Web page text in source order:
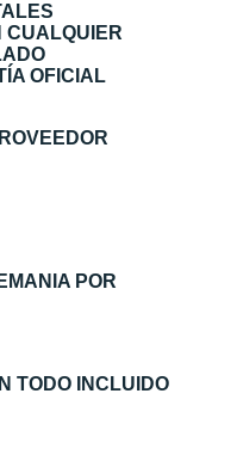
CUALQUIER
OFICIAL
POR
TODO INCLUIDO